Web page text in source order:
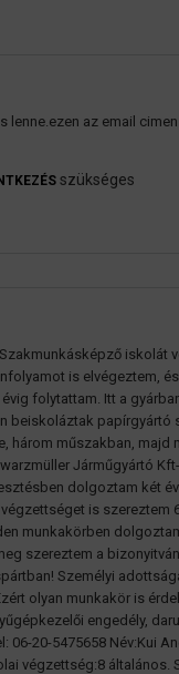
lenne.ezen az email
szükséges
iskolát
is elvégeztem,
folytattam. Itt a
papírgyártó
három műszakban, majd
Járműgyártó
dolgoztam két
is szereztem
munkakörben
szereztem a
Személyi
olyan munkakör is
engedély,
06-20-5475658 Név:Kui
végzettség:8